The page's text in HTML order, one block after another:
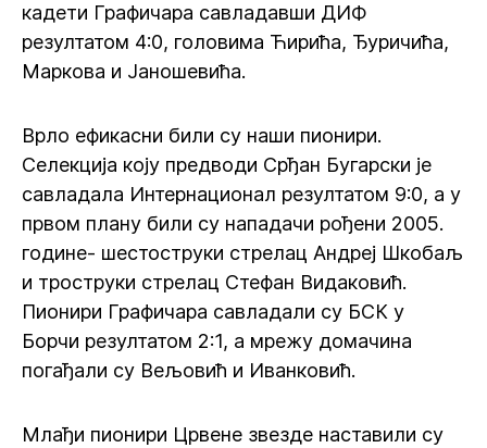
кадети Графичара савладавши ДИФ
резултатом 4:0, головима Ћирића, Ђуричића,
Маркова и Јаношевића.
Врло ефикасни били су наши пионири.
Селекција коју предводи Срђан Бугарски је
савладала Интернационал резултатом 9:0, а у
првом плану били су нападачи рођени 2005.
године- шестоструки стрелац Андреј Шкобаљ
и троструки стрелац Стефан Видаковић.
Пионири Графичара савладали су БСК у
Борчи резултатом 2:1, а мрежу домачина
погађали су Вељовић и Иванковић.
Млађи пионири Црвене звезде наставили су